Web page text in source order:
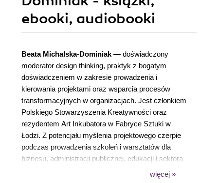
ebooki, audiobooki
Beata Michalska-Dominiak — doświadczony
moderator design thinking, praktyk z bogatym
doświadczeniem w zakresie prowadzenia i
kierowania projektami oraz wsparcia procesów
transformacyjnych w organizacjach. Jest członkiem
Polskiego Stowarzyszenia Kreatywności oraz
rezydentem Art Inkubatora w Fabryce Sztuki w
Łodzi. Z potencjału myślenia projektowego czerpie
podczas prowadzenia szkoleń i warsztatów dla
biznesu, administracji publicznej, edukacji i sektora
pozarządowego (ma na koncie ponad 1000 godzin
więcej »